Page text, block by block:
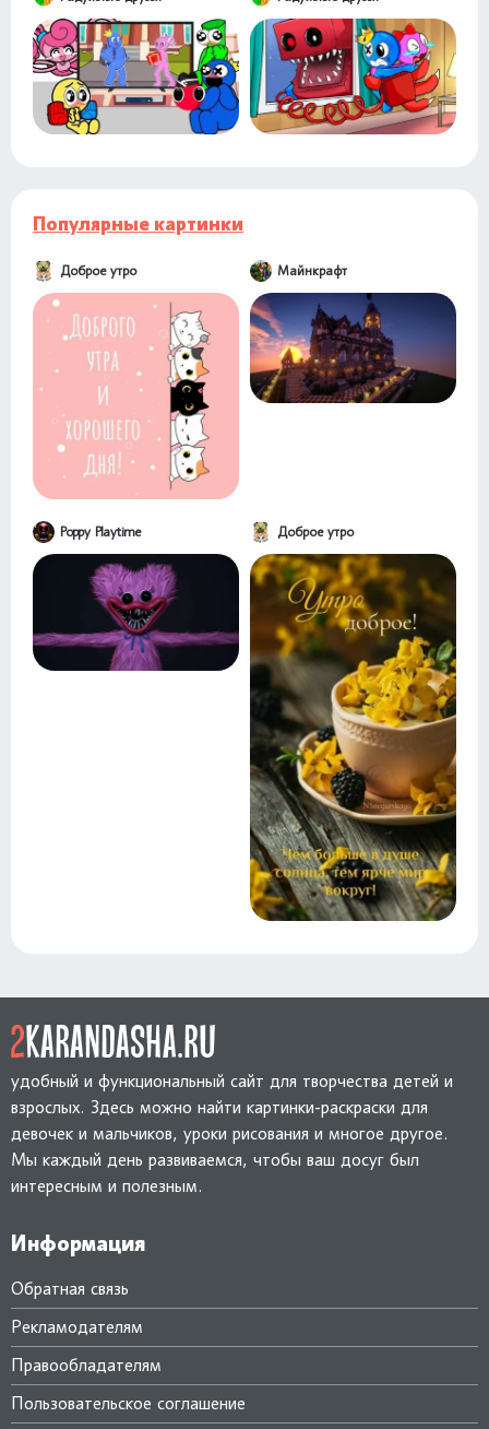
Популярные картинки
Доброе утро Майнкрафт
Poppy Playtime Доброе утро
удобный и функциональный сайт для творчества детей и
взрослых. Здесь можно найти картинки-раскраски для
девочек и мальчиков, уроки рисования и многое другое.
Мы каждый день развиваемся, чтобы ваш досуг был
интересным и полезным.
Информация
Обратная связь
Рекламодателям
Правообладателям
Пользовательское соглашение